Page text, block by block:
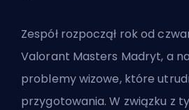
Zespół rozpoczął rok od
Valorant Masters Madryt, a
problemy wizowe, które
przygotowania. W związku z